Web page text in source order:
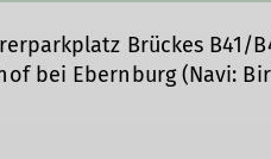
Brückes B41/
bei Ebernburg (Navi: